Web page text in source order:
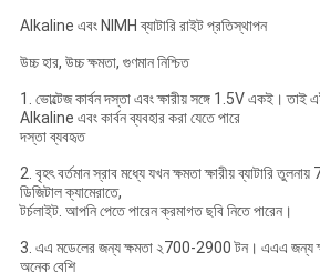
Alkaline এবং NIMH ব্যাটারি রাইট প্রতিস্থাপন
উচ্চ হার, উচ্চ ক্ষমতা, গুণমান নিশ্চিত
1. ভোল্টেজ কার্বন দস্তা এবং ক্ষারীয় সঙ্গে 1.5V একই। তাই
Alkaline এবং কার্বন ব্যবহার করা যেতে পারে
দস্তা ব্যবহৃত
2. বৃহৎ বর্তমান স্রাব মধ্যে যখন ক্ষমতা ক্ষারীয় ব্যাটারি
ডিজিটাল ক্যামেরাতে,
টর্চলাইট. আপনি পেতে পারেন ক্রমাগত ছবি নিতে পারেন।
3. এএ মডেলের জন্য ক্ষমতা ২700-2900 টন। এএএ জন্য
অনেক বেশি